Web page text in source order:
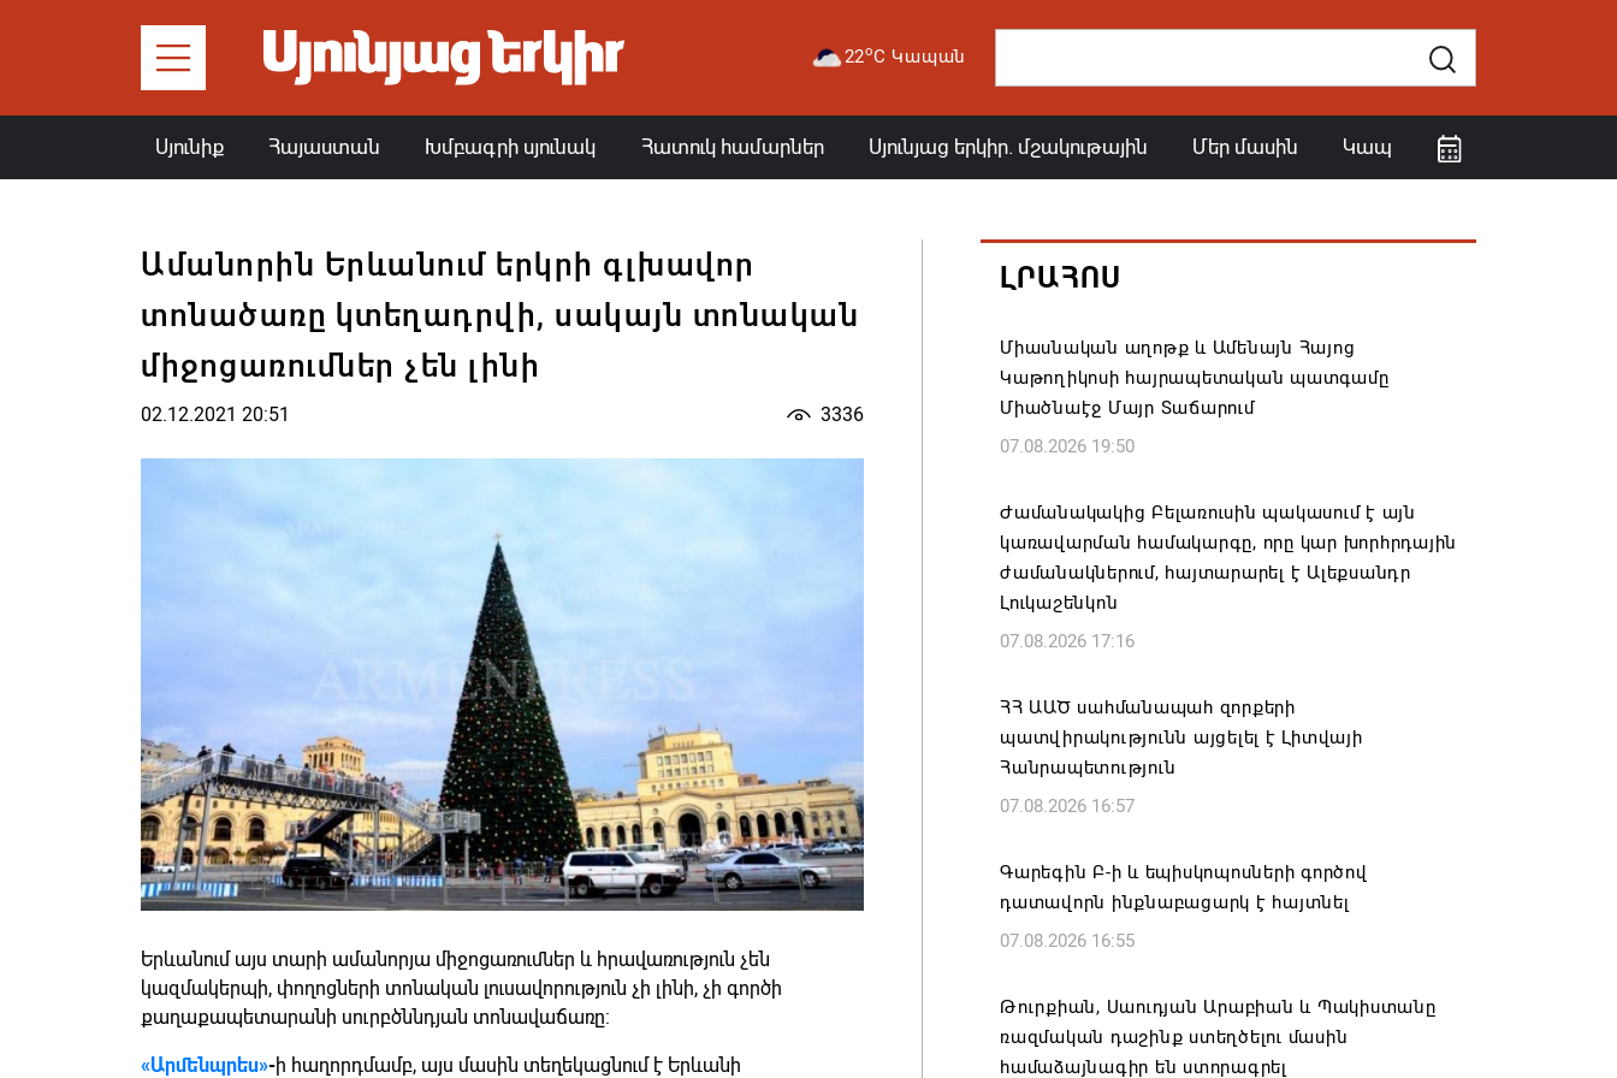
22oC Կապան
Սյունիք Հայաստան Խմբագրի սյունակ Հատուկ համարներ Սյունյաց երկիր. մշակութային Մեր մասին Կապ
Ամանորին Երևանում երկրի գլխավոր
տոնածառը կտեղադրվի, սակայն տոնական
միջոցառումներ չեն լինի
02.12.2021 20:51 3336
Երևանում այս տարի ամանորյա միջոցառումներ և հրավառություն չեն
կազմակերպի, փողոցների տոնական լուսավորություն չի լինի, չի գործի
քաղաքապետարանի սուրբծննդյան տոնավաճառը:
«Արմենպրես»-ի հաղորդմամբ, այս մասին տեղեկացնում է Երևանի
ԼՐԱՀՈՍ
Միասնական աղոթք և Ամենայն Հայոց
Կաթողիկոսի հայրապետական պատգամը
Միածնաէջ Մայր Տաճարում
07.08.2026 19:50
Ժամանակակից Բելառուսին պակասում է այն
կառավարման համակարգը, որը կար խորհրդային
ժամանակներում, հայտարարել է Ալեքսանդր
Լուկաշենկոն
07.08.2026 17:16
ՀՀ ԱԱԾ սահմանապահ զորքերի
պատվիրակությունն այցելել է Լիտվայի
Հանրապետություն
07.08.2026 16:57
Գարեգին Բ-ի և եպիսկոպոսների գործով
դատավորն ինքնաբացարկ է հայտնել
07.08.2026 16:55
Թուրքիան, Սաուդյան Արաբիան և Պակիստանը
ռազմական դաշինք ստեղծելու մասին
համաձայնագիր են ստորագրել